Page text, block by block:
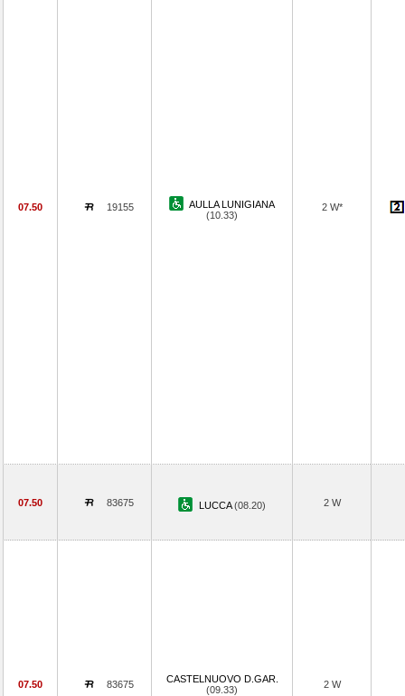
07.50 19155
AULLA LUNIGIANA
(10.33)
2 W*
07.50 83675 LUCCA(08.20) 2 W
07.50 83675
CASTELNUOVO D.GAR.
(09.33)
2 W